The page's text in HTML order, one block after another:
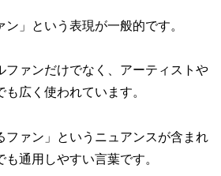
」という表現が一般的です。
ファンだけでなく、アーティストや
広く使われています。
ファン」というニュアンスが含まれ
通用しやすい言葉です。